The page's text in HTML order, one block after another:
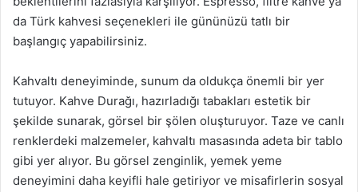
da Türk kahvesi seçenekleri ile gününüzü tatlı bir
başlangıç yapabilirsiniz.
Kahvaltı deneyiminde, sunum da oldukça önemli bir yer
tutuyor. Kahve Durağı, hazırladığı tabakları estetik bir
şekilde sunarak, görsel bir şölen oluşturuyor. Taze ve canlı
renklerdeki malzemeler, kahvaltı masasında adeta bir tablo
gibi yer alıyor. Bu görsel zenginlik, yemek yeme
deneyimini daha keyifli hale getiriyor ve misafirlerin sosyal